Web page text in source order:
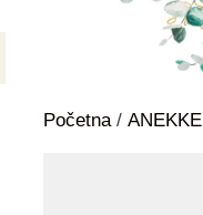
Početna/ ANEKKE